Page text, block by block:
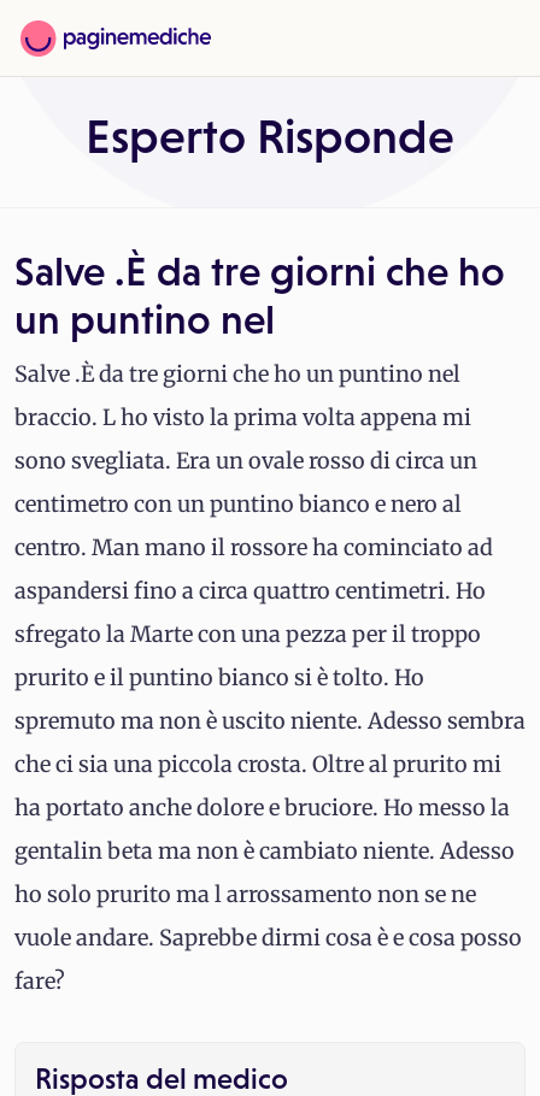
Esperto Risponde
Salve .È da tre giorni che ho
un puntino nel
Salve .È da tre giorni che ho un puntino nel
braccio. L ho visto la prima volta appena mi
sono svegliata. Era un ovale rosso di circa un
centimetro con un puntino bianco e nero al
centro. Man mano il rossore ha cominciato ad
aspandersi fino a circa quattro centimetri. Ho
sfregato la Marte con una pezza per il troppo
prurito e il puntino bianco si è tolto. Ho
spremuto ma non è uscito niente. Adesso sembra
che ci sia una piccola crosta. Oltre al prurito mi
ha portato anche dolore e bruciore. Ho messo la
gentalin beta ma non è cambiato niente. Adesso
ho solo prurito ma l arrossamento non se ne
vuole andare. Saprebbe dirmi cosa è e cosa posso
fare?
Risposta del medico